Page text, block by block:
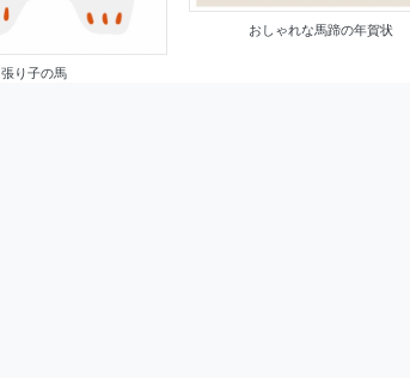
張り子の馬
おしゃれな馬蹄の年賀状